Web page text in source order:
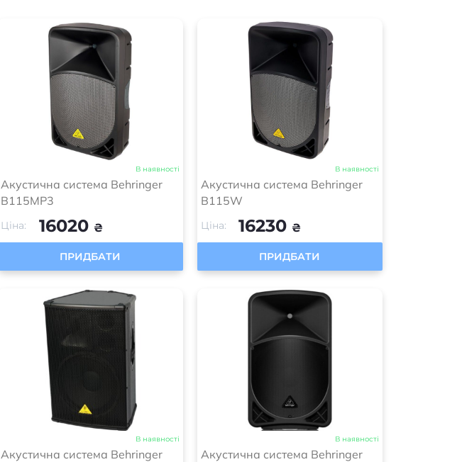
В наявності
Акустична система Behringer
B115MP3
Ціна: 16020 ₴
ПРИДБАТИ
В наявності
Акустична система Behringer
B115W
Ціна: 16230 ₴
ПРИДБАТИ
В наявності
Акустична система Behringer
В наявності
Акустична система Behringer